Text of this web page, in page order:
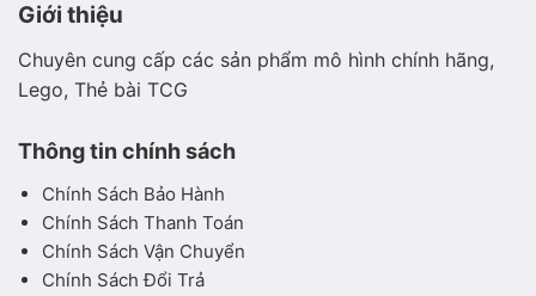
Giới thiệu
Chuyên cung cấp các sản phẩm mô hình chính hãng,
Lego, Thẻ bài TCG
Thông tin chính sách
Chính Sách Bảo Hành
Chính Sách Thanh Toán
Chính Sách Vận Chuyển
Chính Sách Đổi Trả